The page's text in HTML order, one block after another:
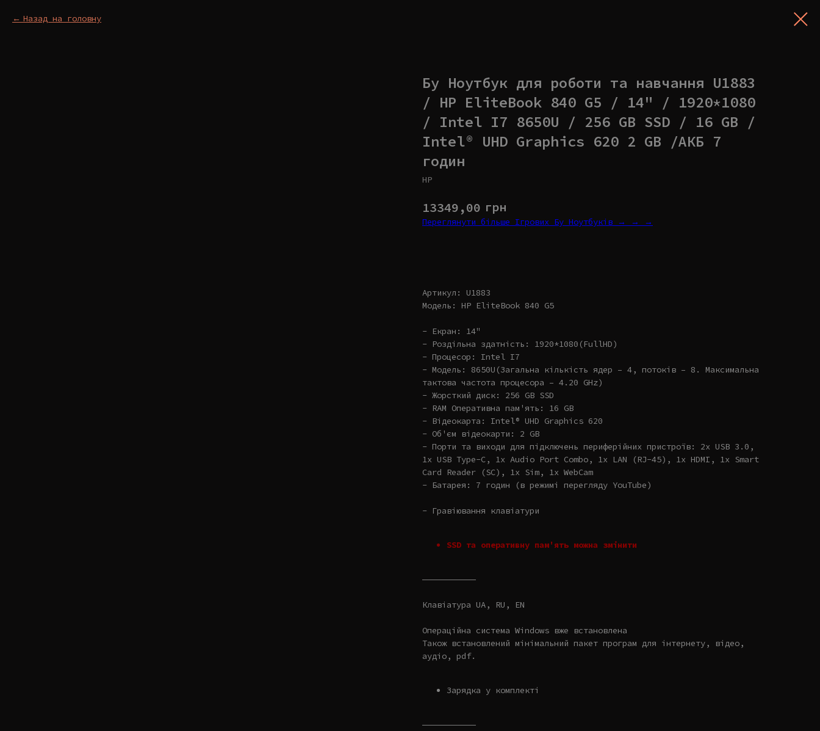
Назад на головну
Бу Ноутбук для роботи та навчання U1883
/ HP EliteBook 840 G5 / 14" / 1920*1080
/ Intel I7 8650U / 256 GB SSD / 16 GB /
Intel® UHD Graphics 620 2 GB /АКБ 7
годин
HP
13349,00 грн
Переглянути більше Ігрових Бу Ноутбуків → → →
Артикул: U1883
Модель: HP EliteBook 840 G5
- Екран: 14"
- Роздільна здатність: 1920*1080(FullHD)
- Процесор: Intel I7
- Модель: 8650U(Загальна кількість ядер – 4, потоків – 8. Максимальна
тактова частота процесора – 4.20 GHz)
- Жорсткий диск: 256 GB SSD
- RAM Оперативна пам'ять: 16 GB
- Відеокарта: Intel® UHD Graphics 620
- Об'єм відеокарти: 2 GB
- Порти та виходи для підключень периферійних пристроїв: 2x USB 3.0,
1x USB Type-C, 1x Audio Port Combo, 1x LAN (RJ-45), 1x HDMI, 1x Smart
Card Reader (SC), 1x Sim, 1x WebCam
- Батарея: 7 годин (в режимі перегляду YouTube)
- Гравіювання клавіатури
SSD та оперативну пам'ять можна змінити
———————————
Клавіатура UA, RU, EN
Операційна система Windows вже встановлена
Також встановлений мінімальний пакет програм для інтернету, відео,
аудіо, pdf.
Зарядка у комплекті
———————————